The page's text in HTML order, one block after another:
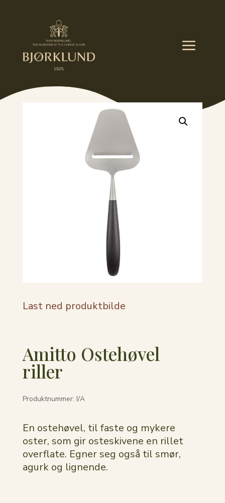
Last ned produktbilde
Amitto Ostehøvel
riller
Produktnummer: I/A
En ostehøvel, til faste og mykere
oster, som gir osteskivene en rillet
overflate. Egner seg også til smør,
agurk og lignende.